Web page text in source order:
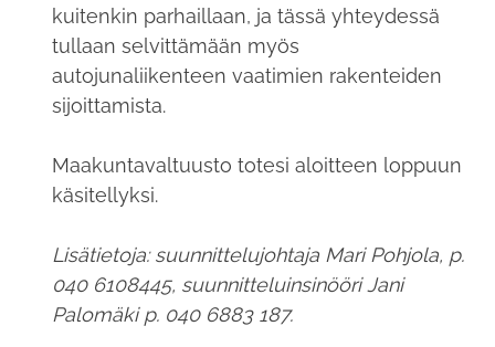
kuitenkin parhaillaan, ja tässä yhteydessä
tullaan selvittämään myös
autojunaliikenteen vaatimien rakenteiden
sijoittamista.
Maakuntavaltuusto totesi aloitteen loppuun
käsitellyksi.
Lisätietoja: suunnittelujohtaja Mari Pohjola, p.
040 6108445, suunnitteluinsinööri Jani
Palomäki p. 040 6883 187.